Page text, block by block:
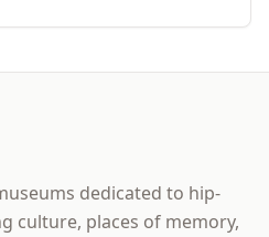
dedicated to hip-
culture, places of memory,